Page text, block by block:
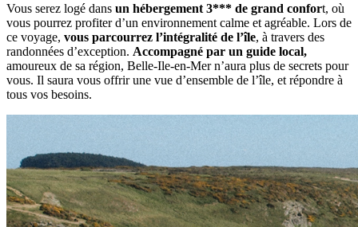
Vous serez logé dans un hébergement 3*** de grand confort, où
vous pourrez profiter d’un environnement calme et agréable. Lors de
ce voyage, vous parcourrez l’intégralité de l’île, à travers des
randonnées d’exception. Accompagné par un guide local,
amoureux de sa région, Belle-Ile-en-Mer n’aura plus de secrets pour
vous. Il saura vous offrir une vue d’ensemble de l’île, et répondre à
tous vos besoins.